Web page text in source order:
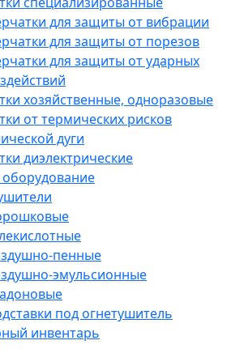
для защиты от вибрации
для защиты от порезов
для защиты от ударных
хозяйственные, одноразовые
от термических рисков
дуги
диэлектрические
пенные
эмульсионные
под огнетушитель
инвентарь